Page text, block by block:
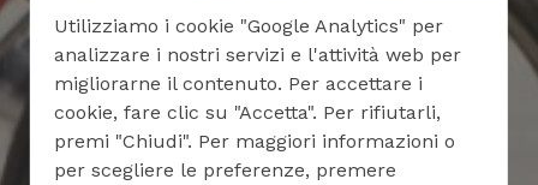
Utilizziamo i cookie "Google Analytics" per
analizzare i nostri servizi e l'attività web per
migliorarne il contenuto. Per accettare i
cookie, fare clic su "Accetta". Per rifiutarli,
premi "Chiudi". Per maggiori informazioni o
per scegliere le preferenze, premere